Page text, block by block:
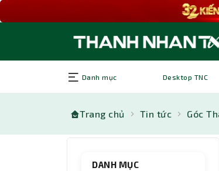
Danh mục Desktop TNC
Trang chủ Tin tức Góc
DANH MỤC